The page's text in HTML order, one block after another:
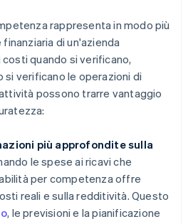
rappresenta in modo più
di un'azienda
quando si verificano,
verificano le operazioni di
possono trarre vantaggio
più approfondite sulla
le spese ai ricavi che
per competenza offre
reali e sulla redditività. Questo
, le previsioni e la pianificazione